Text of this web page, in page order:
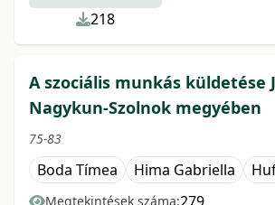
218
A szociális munkás küldetése
Nagykun-Szolnok megyében
75-83
Boda Tímea Hima Gabriella
Megtekintések száma: